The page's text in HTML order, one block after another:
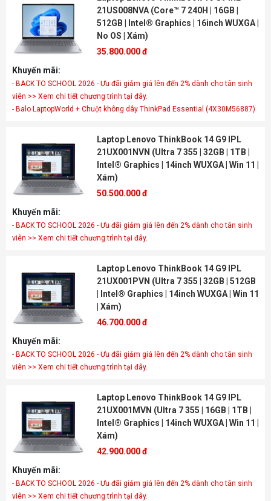
21US008NVA (Core™ 7 240H | 16GB |
512GB | Intel® Graphics | 16inch WUXGA |
No OS | Xám)
35.800.000 đ
Khuyến mãi:
- BACK TO SCHOOL 2026 - Ưu đãi giảm giá lên đến 2% dành cho tân sinh
viên >> Xem chi tiết chương trình tại đây.
- Balo LaptopWorld + Chuột không dây ThinkPad Essential (4X30M56887)
Laptop Lenovo ThinkBook 14 G9 IPL
21UX001NVN (Ultra 7 355 | 32GB | 1TB |
Intel® Graphics | 14inch WUXGA | Win 11 |
Xám)
50.500.000 đ
Khuyến mãi:
- BACK TO SCHOOL 2026 - Ưu đãi giảm giá lên đến 2% dành cho tân sinh
viên >> Xem chi tiết chương trình tại đây.
Laptop Lenovo ThinkBook 14 G9 IPL
21UX001PVN (Ultra 7 355 | 32GB | 512GB
| Intel® Graphics | 14inch WUXGA | Win 11
| Xám)
46.700.000 đ
Khuyến mãi:
- BACK TO SCHOOL 2026 - Ưu đãi giảm giá lên đến 2% dành cho tân sinh
viên >> Xem chi tiết chương trình tại đây.
Laptop Lenovo ThinkBook 14 G9 IPL
21UX001MVN (Ultra 7 355 | 16GB | 1TB |
Intel® Graphics | 14inch WUXGA | Win 11 |
Xám)
42.900.000 đ
Khuyến mãi:
- BACK TO SCHOOL 2026 - Ưu đãi giảm giá lên đến 2% dành cho tân sinh
viên >> Xem chi tiết chương trình tại đây.